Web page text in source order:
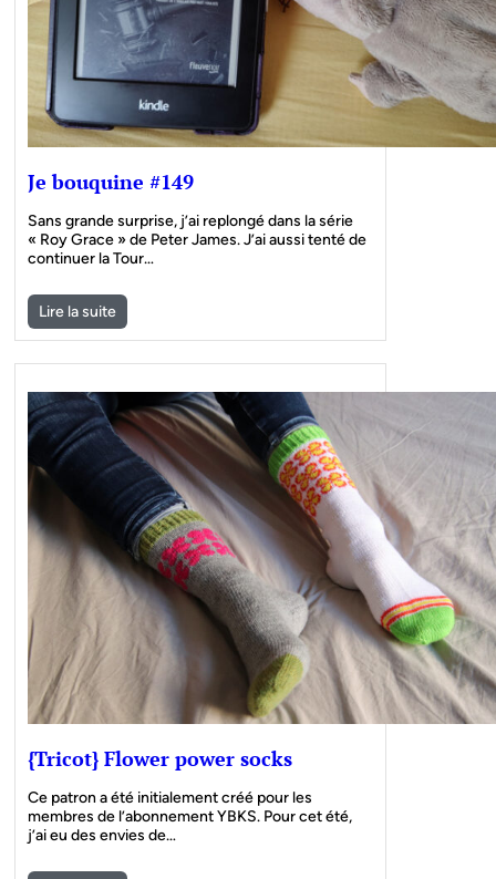
Je bouquine #149
Sans grande surprise, j’ai replongé dans la série
« Roy Grace » de Peter James. J’ai aussi tenté de
continuer la Tour…
Lire la suite
{Tricot} Flower power socks
Ce patron a été initialement créé pour les
membres de l’abonnement YBKS. Pour cet été,
j’ai eu des envies de…